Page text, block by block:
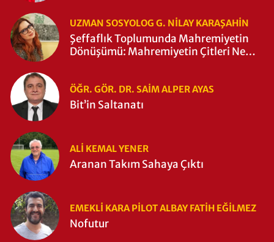
UZMAN SOSYOLOG G. NILAY KARAŞAHİN
Şeffaflık Toplumunda Mahremiyetin
Dönüşümü: Mahremiyetin Çitleri Ne
ÖĞR. GÖR. DR. SAIM ALPER AYAS
Bit’in Saltanatı
ALI KEMAL YENER
Aranan Takım Sahaya Çıktı
EMEKLI KARA PILOT ALBAY FATIH EĞİLMEZ
Nofutur